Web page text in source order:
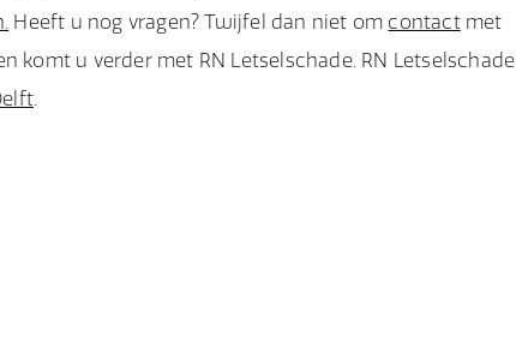
Heeft u nog vragen? Twijfel dan niet om contactmet
komt u verder met RN Letselschade. RN Letselschade
.